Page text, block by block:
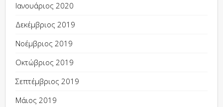
Ιανουάριος 2020
Δεκέμβριος 2019
Νοέμβριος 2019
Οκτώβριος 2019
Σεπτέμβριος 2019
Μάιος 2019